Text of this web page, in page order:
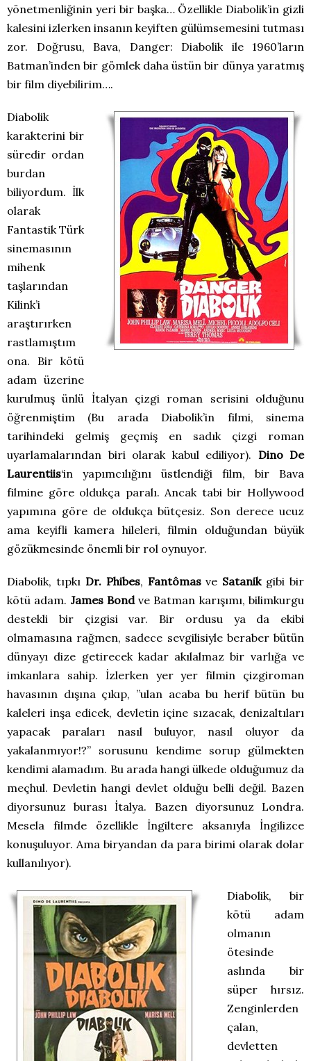
yönetmenliğinin yeri bir başka… Özellikle Diabolik’in gizli
kalesini izlerken insanın keyiften gülümsemesini tutması
zor. Doğrusu, Bava, Danger: Diabolik ile 1960’ların
Batman’inden bir gömlek daha üstün bir dünya yaratmış
bir film diyebilirim….
Diabolik
karakterini bir
süredir ordan
burdan
biliyordum. İlk
olarak
Fantastik Türk
sinemasının
mihenk
taşlarından
Kilink’i
araştırırken
rastlamıştım
ona. Bir kötü
adam üzerine
kurulmuş ünlü İtalyan çizgi roman serisini olduğunu
öğrenmiştim (Bu arada Diabolik’in filmi, sinema
tarihindeki gelmiş geçmiş en sadık çizgi roman
uyarlamalarından biri olarak kabul ediliyor). Dino De
Laurentiis‘in yapımcılığını üstlendiği film, bir Bava
filmine göre oldukça paralı. Ancak tabi bir Hollywood
yapımına göre de oldukça bütçesiz. Son derece ucuz
ama keyifli kamera hileleri, filmin olduğundan büyük
gözükmesinde önemli bir rol oynuyor.
Diabolik, tıpkı Dr. Phibes, Fantômasve Satanikgibi bir
kötü adam. James Bondve Batman karışımı, bilimkurgu
destekli bir çizgisi var. Bir ordusu ya da ekibi
olmamasına rağmen, sadece sevgilisiyle beraber bütün
dünyayı dize getirecek kadar akılalmaz bir varlığa ve
imkanlara sahip. İzlerken yer yer filmin çizgiroman
havasının dışına çıkıp, ”ulan acaba bu herif bütün bu
kaleleri inşa edicek, devletin içine sızacak, denizaltıları
yapacak paraları nasıl buluyor, nasıl oluyor da
yakalanmıyor!?” sorusunu kendime sorup gülmekten
kendimi alamadım. Bu arada hangi ülkede olduğumuz da
meçhul. Devletin hangi devlet olduğu belli değil. Bazen
diyorsunuz burası İtalya. Bazen diyorsunuz Londra.
Mesela filmde özellikle İngiltere aksanıyla İngilizce
konuşuluyor. Ama biryandan da para birimi olarak dolar
kullanılıyor).
Diabolik, bir
kötü adam
olmanın
ötesinde
aslında bir
süper hırsız.
Zenginlerden
çalan,
devletten